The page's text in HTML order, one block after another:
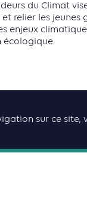
du Climat
relier les jeunes
enjeux
écologique.
sur ce site,